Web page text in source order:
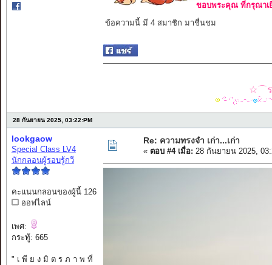
ขอบพระคุณ ที่กรุณาเ
ข้อความนี้ มี 4 สมาชิก มาชื่นชม
☆⌒ร
28 กันยายน 2025, 03:22:PM
lookgaow
Special Class LV4
นักกลอนผู้รอบรู้กวี
คะแนนกลอนของผู้นี้ 126
ออฟไลน์
เพศ:
กระทู้: 665
" เ พี ย ง มิ ต ร ภ า พ ที่
Re: ความทรงจำ เก่า...เก่า
« ตอบ #4 เมื่อ: 28 กันยายน 2025,